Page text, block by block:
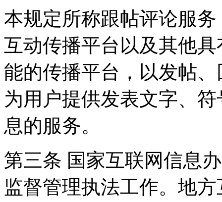
本规定所称跟帖评论服
互动传播平台以及其他
能的传播平台，以发帖
为用户提供发表文字、
息的服务。
第三条 国家互联网信息
监督管理执法工作。地